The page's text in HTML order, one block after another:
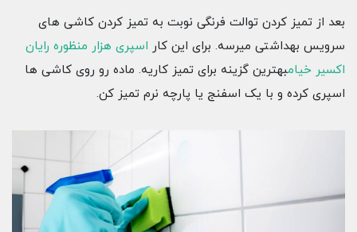
بعد از تمیز کردن توالت فرنگی نوبت به تمیز کردن کاشی های
سرویس بهداشتی میرسه. برای این کار اسپری هزار منظوره رایان
اکسیر خیامبهترین گزینه برای تمیز کاریه. ماده رو روی کاشی ‌ها
اسپری کرده و با یک اسفنج یا پارچه نرم تمیز کن.